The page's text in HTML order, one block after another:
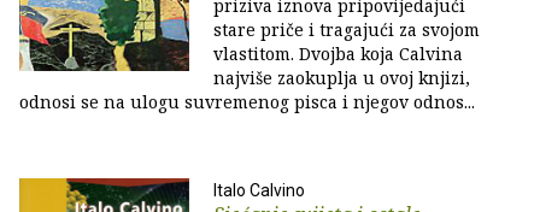
priziva iznova pripovijedajući
stare priče i tragajući za svojom
vlastitom. Dvojba koja Calvina
najviše zaokuplja u ovoj knjizi,
odnosi se na ulogu suvremenog pisca i njegov odnos...
Italo Calvino